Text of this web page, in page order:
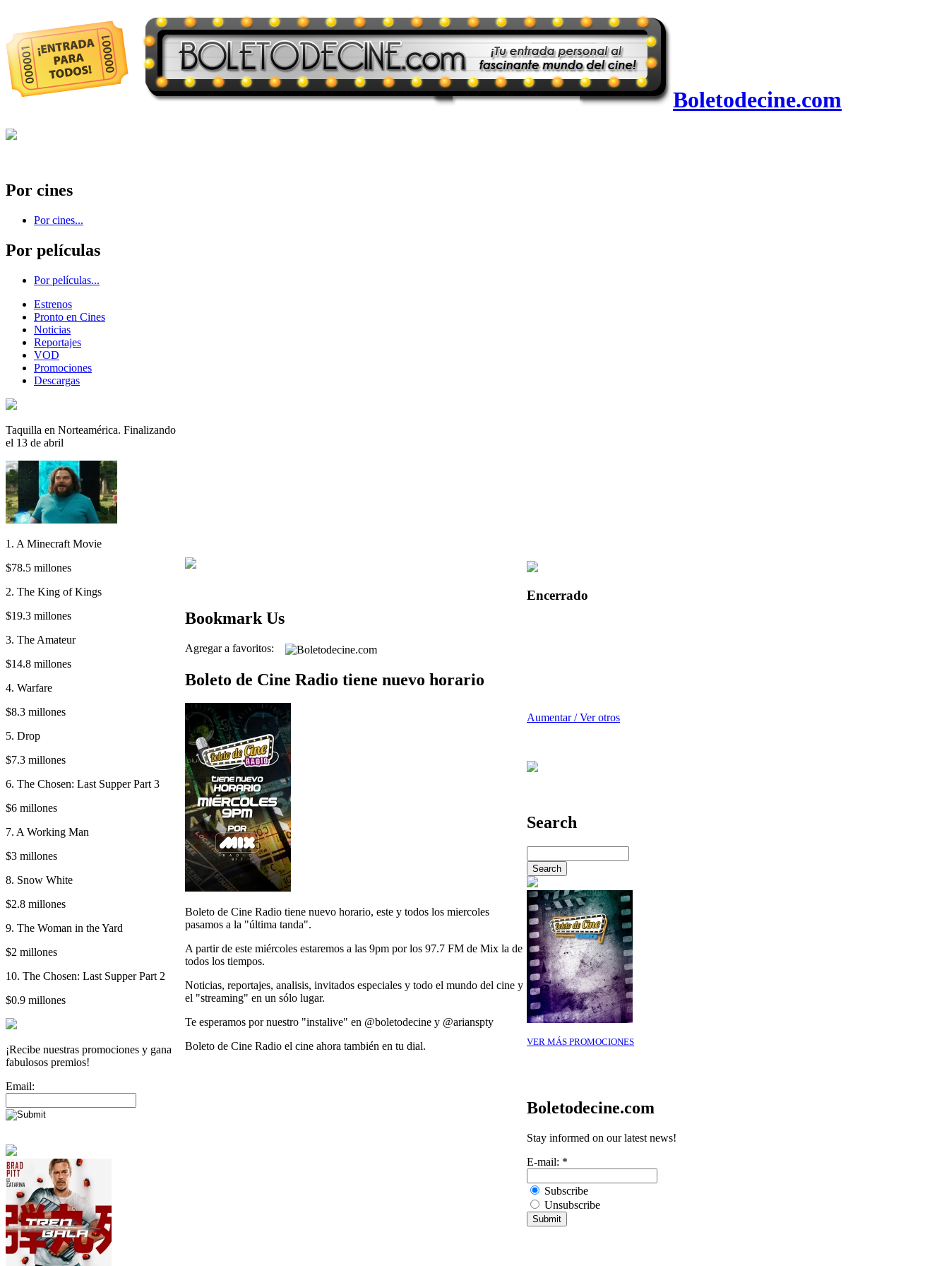
Boletodecine.com
Por cines
Por cines...
Por películas
Por películas...
Estrenos
Pronto en Cines
Noticias
Reportajes
VOD
Promociones
Descargas
Taquilla en Norteamérica. Finalizando
el 13 de abril
1. A Minecraft Movie
$78.5 millones
2. The King of Kings
$19.3 millones
3. The Amateur
$14.8 millones
4. Warfare
$8.3 millones
5. Drop
$7.3 millones
6. The Chosen: Last Supper Part 3
$6 millones
7. A Working Man
$3 millones
8. Snow White
$2.8 millones
9. The Woman in the Yard
$2 millones
10. The Chosen: Last Supper Part 2
$0.9 millones
¡Recibe nuestras promociones y gana
fabulosos premios!
Email:
Bookmark Us
Agregar a favoritos:
Boleto de Cine Radio tiene nuevo horario
Boleto de Cine Radio tiene nuevo horario, este y todos los miercoles
pasamos a la "última tanda".
A partir de este miércoles estaremos a las 9pm por los 97.7 FM de Mix la de
todos los tiempos.
Noticias, reportajes, analisis, invitados especiales y todo el mundo del cine y
el "streaming" en un sólo lugar.
Te esperamos por nuestro "instalive" en @boletodecine y @arianspty
Boleto de Cine Radio el cine ahora también en tu dial.
Encerrado
Aumentar / Ver otros
Search
VER MÁS PROMOCIONES
Boletodecine.com
Stay informed on our latest news!
E-mail: *
Subscribe
Unsubscribe